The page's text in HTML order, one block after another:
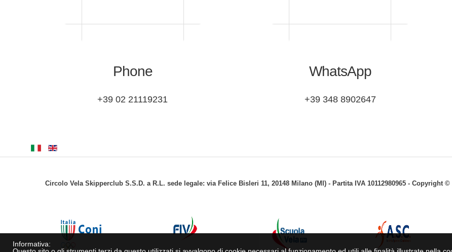
Informativa:
Phone
+39 02 21119231
WhatsApp
+39 348 8902647
Circolo Vela Skipperclub S.S.D. a R.L. sede legale: via Felice Bisleri 11, 20148 Milano (MI) - Partita IVA 10112980965 -